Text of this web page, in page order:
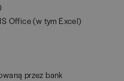
Office (w tym Excel)
przez bank